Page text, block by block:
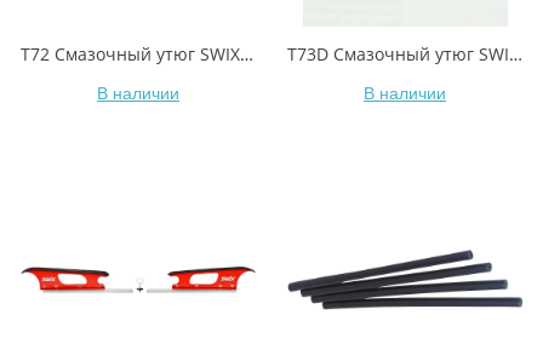
T72 Смазочный утюг SWIX Racing Digital Waxing Iron, 550 Вт
В наличии
T73D Смазочный утюг SWIX Performance digital 1000 Вт
В наличии